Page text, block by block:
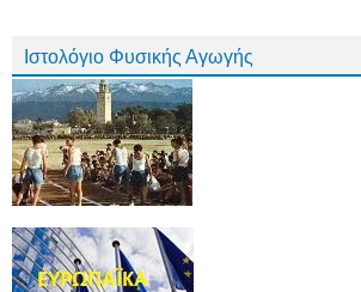
Ιστολόγιο Φυσικής Αγωγής